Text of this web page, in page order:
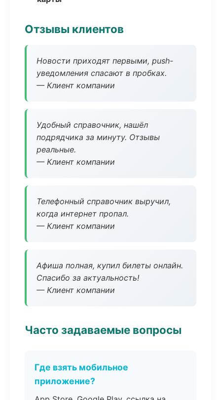
Отзывы клиентов
Новости приходят первыми, push-
уведомления спасают в пробках.
— Клиент компании
Удобный справочник, нашёл
подрядчика за минуту. Отзывы
реальные.
— Клиент компании
Телефонный справочник выручил,
когда интернет пропал.
— Клиент компании
Афиша полная, купил билеты онлайн.
Спасибо за актуальность!
— Клиент компании
Часто задаваемые вопросы
Где взять мобильное
приложение?